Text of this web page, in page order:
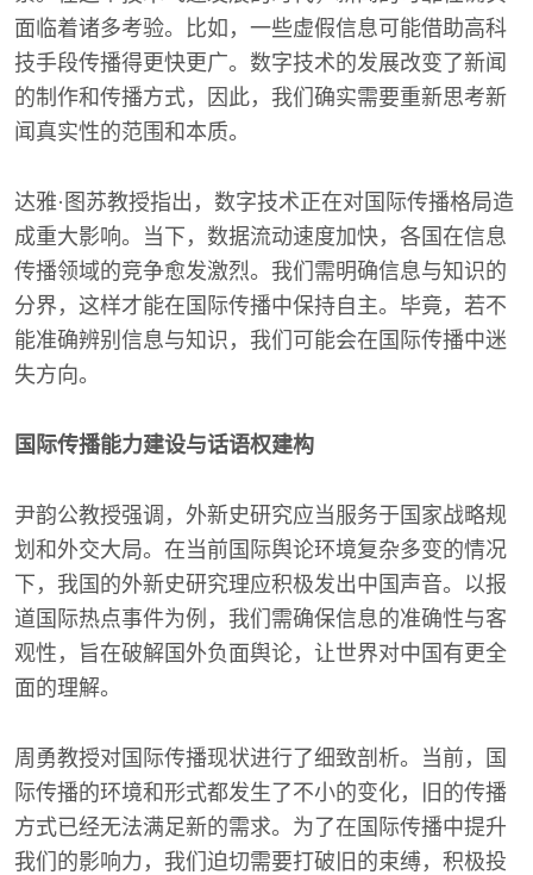
面临着诸多考验。比如，一些虚假信息可能借助高科
技手段传播得更快更广。数字技术的发展改变了新闻
的制作和传播方式，因此，我们确实需要重新思考新
闻真实性的范围和本质。
达雅·图苏教授指出，数字技术正在对国际传播格局造
成重大影响。当下，数据流动速度加快，各国在信息
传播领域的竞争愈发激烈。我们需明确信息与知识的
分界，这样才能在国际传播中保持自主。毕竟，若不
能准确辨别信息与知识，我们可能会在国际传播中迷
失方向。
国际传播能力建设与话语权建构
尹韵公教授强调，外新史研究应当服务于国家战略规
划和外交大局。在当前国际舆论环境复杂多变的情况
下，我国的外新史研究理应积极发出中国声音。以报
道国际热点事件为例，我们需确保信息的准确性与客
观性，旨在破解国外负面舆论，让世界对中国有更全
面的理解。
周勇教授对国际传播现状进行了细致剖析。当前，国
际传播的环境和形式都发生了不小的变化，旧的传播
方式已经无法满足新的需求。为了在国际传播中提升
我们的影响力，我们迫切需要打破旧的束缚，积极投